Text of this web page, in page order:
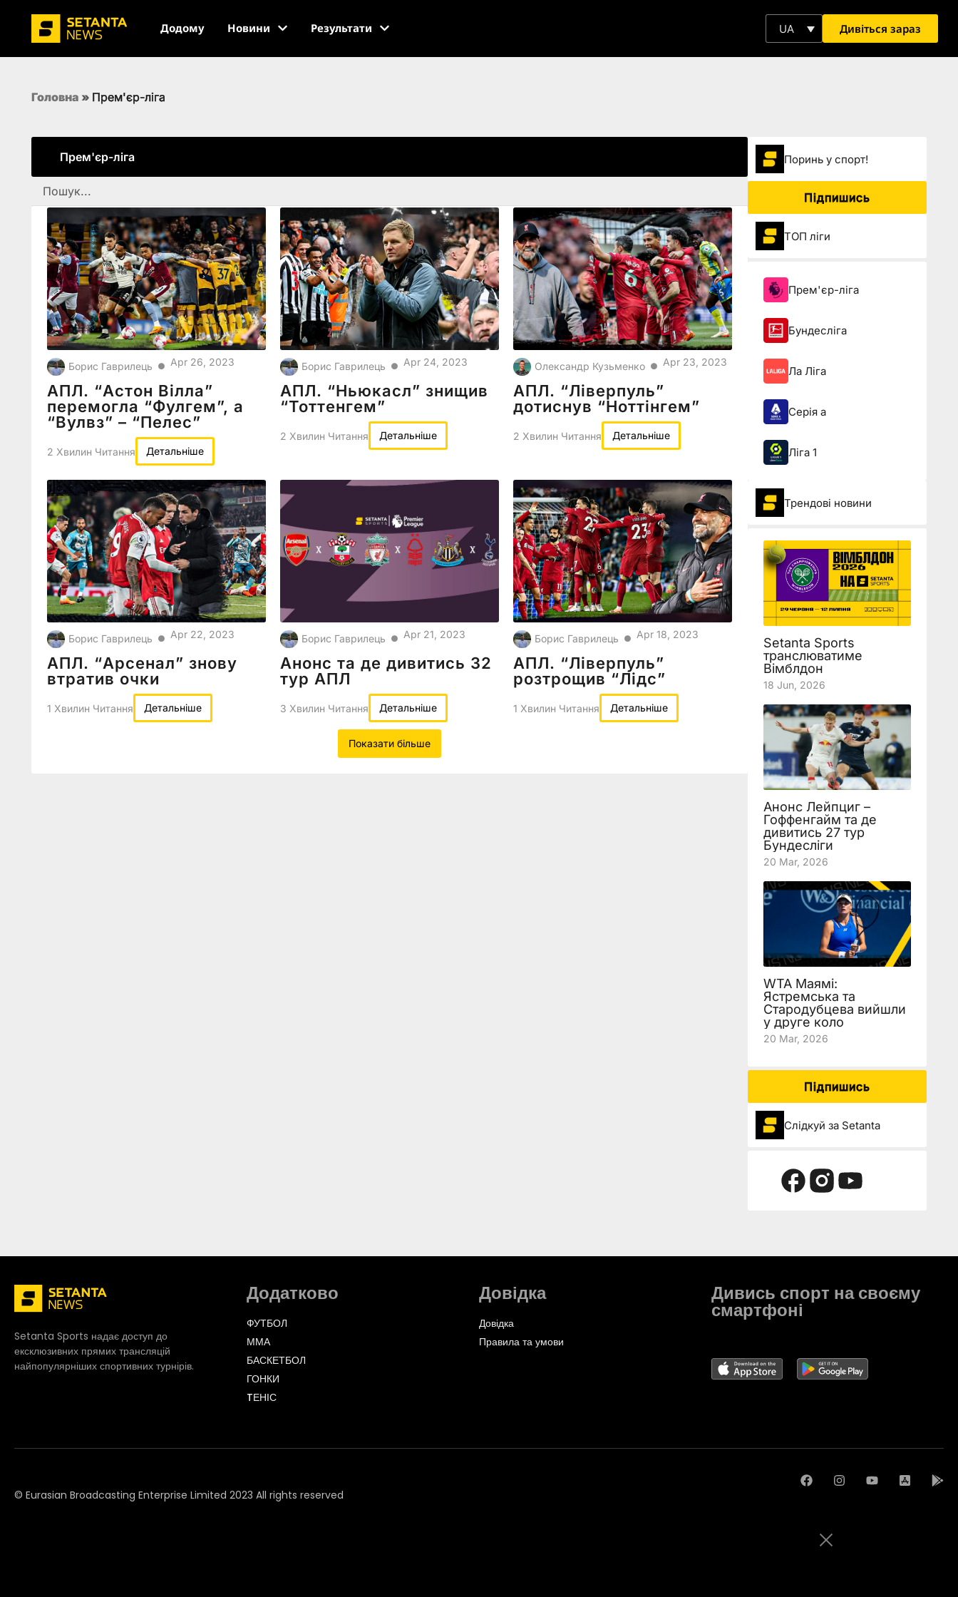
Додому Новини Результати UA Дивіться зараз
Головна » Прем'єр-ліга
Прем'єр-ліга
Борис Гаврилець ● Apr 26, 2023
АПЛ. “Астон Вілла”
перемогла “Фулгем”, а
“Вулвз” – “Пелес”
2 Хвилин Читання Детальніше
Борис Гаврилець ● Apr 24, 2023
АПЛ. “Ньюкасл” знищив
“Тоттенгем”
2 Хвилин Читання Детальніше
Олександр Кузьменко ● Apr 23, 2023
АПЛ. “Ліверпуль”
дотиснув “Ноттінгем”
2 Хвилин Читання Детальніше
Борис Гаврилець ● Apr 22, 2023
АПЛ. “Арсенал” знову
втратив очки
1 Хвилин Читання Детальніше
Борис Гаврилець ● Apr 21, 2023
Анонс та де дивитись 32
тур АПЛ
3 Хвилин Читання Детальніше
Борис Гаврилець ● Apr 18, 2023
АПЛ. “Ліверпуль”
розтрощив “Лідс”
1 Хвилин Читання Детальніше
Показати більше
Поринь у спорт!
Підпишись
ТОП ліги
Прем'єр-ліга
Бундесліга
Ла Ліга
Серія а
Ліга 1
Трендові новини
Setanta Sports
транслюватиме
Вімблдон
18 Jun, 2026
Анонс Лейпциг –
Гоффенгайм та де
дивитись 27 тур
Бундесліги
20 Mar, 2026
WTA Маямі:
Ястремська та
Стародубцева вийшли
у друге коло
20 Mar, 2026
Підпишись
Слідкуй за Setanta
Setanta Sports надає доступ до
ексклюзивних прямих трансляцій
найпопулярніших спортивних турнірів.
Додатково
ФУТБОЛ
ММА
БАСКЕТБОЛ
ГОНКИ
TЕНІС
Довідка
Довідка
Правила та умови
Дивись спорт на своєму
смартфоні
© Eurasian Broadcasting Enterprise Limited 2023 All rights reserved